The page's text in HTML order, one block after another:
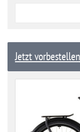
Jetzt vorbestellen